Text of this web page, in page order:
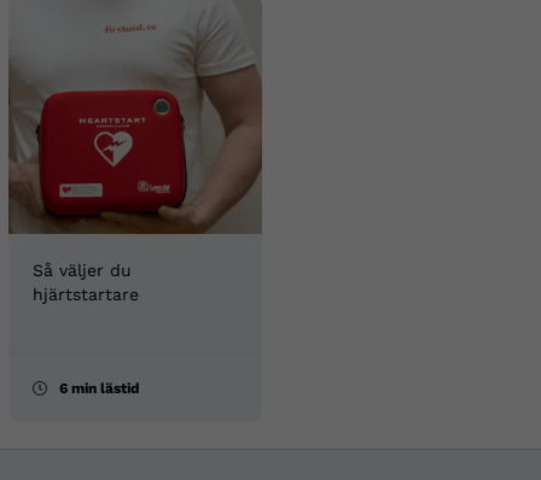
Så väljer du
hjärtstartare
6 min lästid